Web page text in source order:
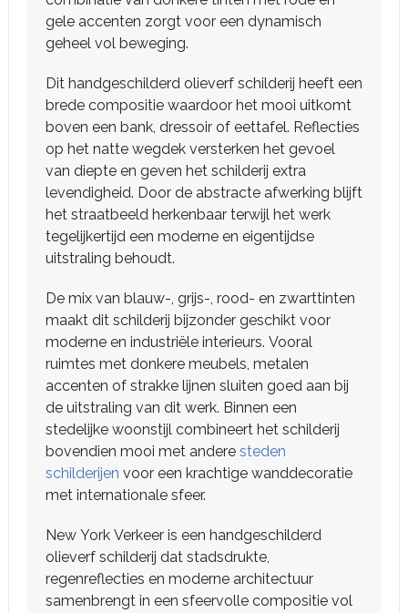
gele accenten zorgt voor een dynamisch
geheel vol beweging.
Dit handgeschilderd olieverf schilderij heeft een
brede compositie waardoor het mooi uitkomt
boven een bank, dressoir of eettafel. Reflecties
op het natte wegdek versterken het gevoel
van diepte en geven het schilderij extra
levendigheid. Door de abstracte afwerking blijft
het straatbeeld herkenbaar terwijl het werk
tegelijkertijd een moderne en eigentijdse
uitstraling behoudt.
De mix van blauw-, grijs-, rood- en zwarttinten
maakt dit schilderij bijzonder geschikt voor
moderne en industriële interieurs. Vooral
ruimtes met donkere meubels, metalen
accenten of strakke lijnen sluiten goed aan bij
de uitstraling van dit werk. Binnen een
stedelijke woonstijl combineert het schilderij
bovendien mooi met andere steden
schilderijen voor een krachtige wanddecoratie
met internationale sfeer.
New York Verkeer is een handgeschilderd
olieverf schilderij dat stadsdrukte,
regenreflecties en moderne architectuur
samenbrengt in een sfeervolle compositie vol